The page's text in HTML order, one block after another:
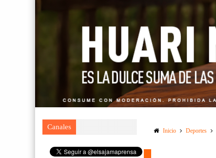
Canales Inicio Deportes